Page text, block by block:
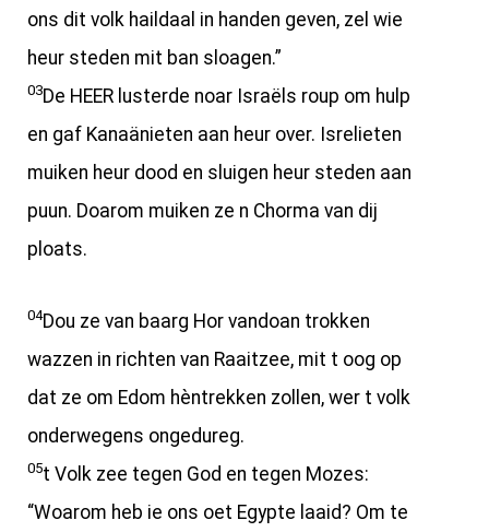
ons dit volk haildaal in handen geven, zel wie
heur steden mit ban sloagen.”
03De HEER lusterde noar Israëls roup om hulp
en gaf Kanaänieten aan heur over. Isrelieten
muiken heur dood en sluigen heur steden aan
puun. Doarom muiken ze n Chorma van dij
ploats.
04Dou ze van baarg Hor vandoan trokken
wazzen in richten van Raaitzee, mit t oog op
dat ze om Edom hèntrekken zollen, wer t volk
onderwegens ongedureg.
05t Volk zee tegen God en tegen Mozes:
“Woarom heb ie ons oet Egypte laaid? Om te